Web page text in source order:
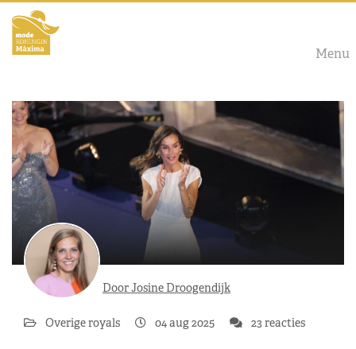
Menu
Door Josine Droogendijk
Overige royals 04 aug 2025 23 reacties